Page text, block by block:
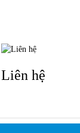
Liên hệ